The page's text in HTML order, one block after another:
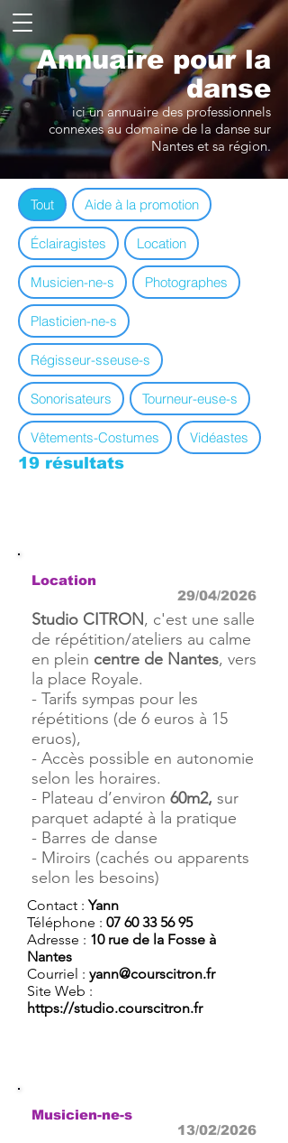
Annuaire pour la
danse
ici un annuaire des professionnels
connexes au domaine de la danse sur
Nantes et sa région.
Tout Aide à la promotion
Éclairagistes Location
Musicien-ne-s Photographes
Plasticien-ne-s
Régisseur-sseuse-s
Sonorisateurs Tourneur-euse-s
Vêtements-Costumes Vidéastes
19 résultats
Location
29/04/2026
Studio CITRON, c'est une salle
de répétition/ateliers au calme
en plein centre de Nantes, vers
la place Royale.
- Tarifs sympas pour les
répétitions (de 6 euros à 15
eruos),
- Accès possible en autonomie
selon les horaires.
- Plateau d’environ 60m2, sur
parquet adapté à la pratique
- Barres de danse
- Miroirs (cachés ou apparents
selon les besoins)
Contact :Yann
Téléphone : 07 60 33 56 95
Adresse : 10 rue de la Fosse à
Nantes
Courriel : yann@courscitron.fr
Site Web :
https://studio.courscitron.fr
Musicien-ne-s
13/02/2026